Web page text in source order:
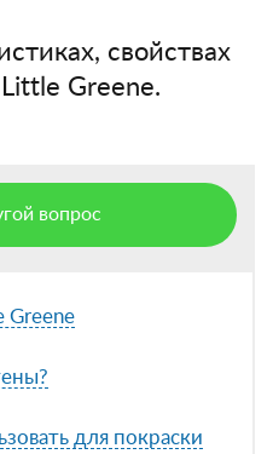
свойствах
Greene.
вопрос
Greene
для покраски